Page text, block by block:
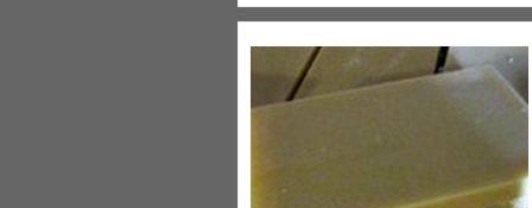
050 540-29-50